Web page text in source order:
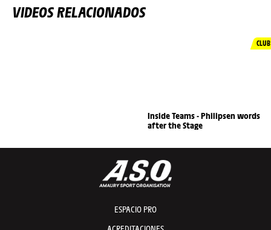
VIDEOS RELACIONADOS
CLUB
Inside Teams - Philipsen words
after the Stage
ESPACIO PRO